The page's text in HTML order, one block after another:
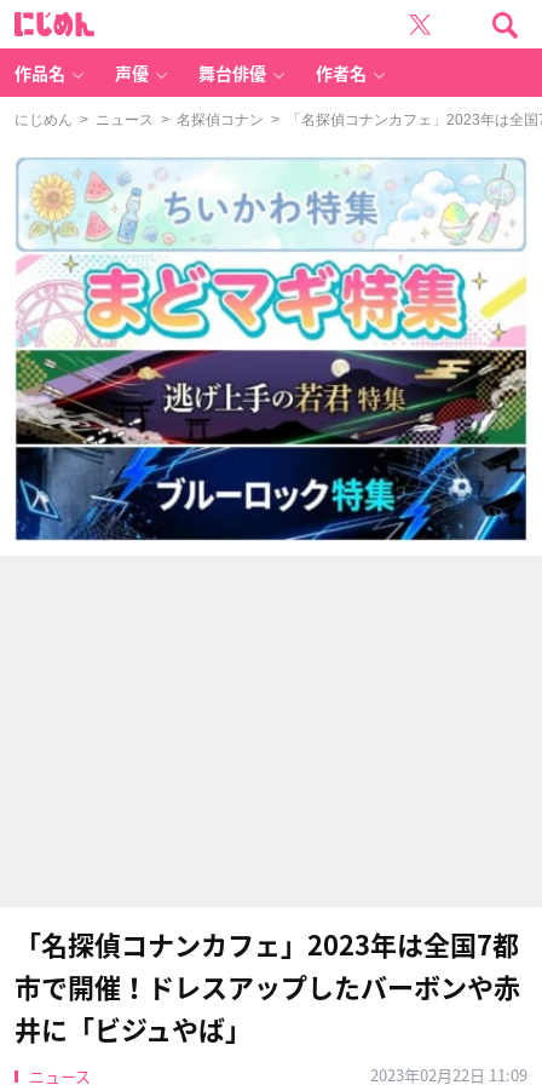
作品名 声優 舞台俳優 作者名
にじめん > ニュース > 名探偵コナン > 「名探偵コナンカフェ」2023年は全
「名探偵コナンカフェ」2023年は全国7都
市で開催！ドレスアップしたバーボンや赤
井に「ビジュやば」
ニュース 2023年02月22日 11:09